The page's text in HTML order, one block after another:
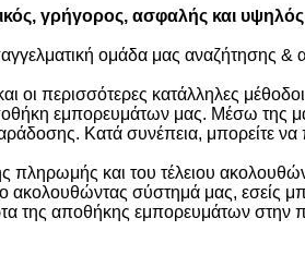
γρήγορος, ασφαλής και υψηλός
ομάδα μας αναζήτησης &
οι περισσότερες κατάλληλες
εμπορευμάτων μας. Μέσω της
Κατά συνέπεια,
πληρωμής και του τέλειου
ακολουθώντας σύστημά μας, εσείς
της αποθήκης εμπορευμάτων στην